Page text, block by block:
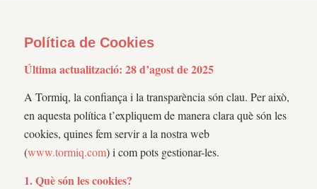
Política de Cookies
Última actualització: 28 d’agost de 2025
A Tormiq, la confiança i la transparència són clau. Per això,
en aquesta política t’expliquem de manera clara què són les
cookies, quines fem servir a la nostra web
(www.tormiq.com) i com pots gestionar-les.
1. Què són les cookies?